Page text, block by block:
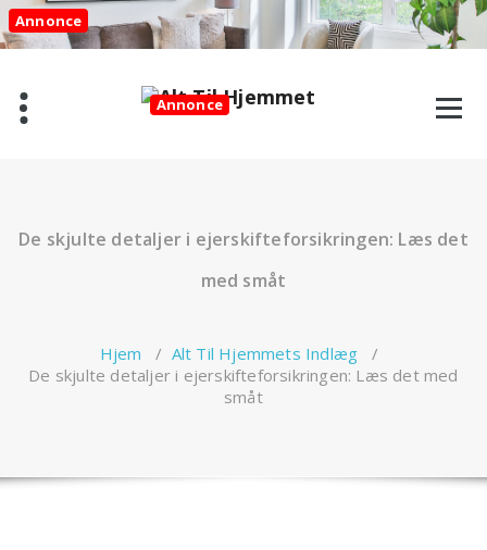
Videre
til
indhold
Annonce
Annonce
De skjulte detaljer i ejerskifteforsikringen: Læs det
med småt
Hjem / Alt Til Hjemmets Indlæg /
De skjulte detaljer i ejerskifteforsikringen: Læs det med
småt